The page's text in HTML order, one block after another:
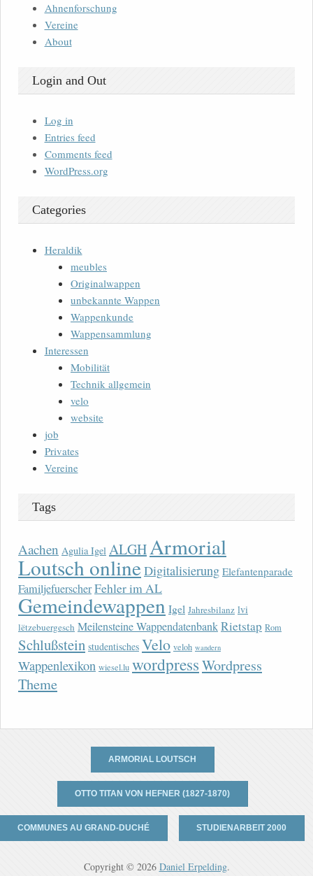
Ahnenforschung
Vereine
About
Login and Out
Log in
Entries feed
Comments feed
WordPress.org
Categories
Heraldik
meubles
Originalwappen
unbekannte Wappen
Wappenkunde
Wappensammlung
Interessen
Mobilität
Technik allgemein
velo
website
job
Privates
Vereine
Tags
Aachen Agulia Igel ALGHArmorial
Loutsch onlineDigitalisierung Elefantenparade
FamiljefuerscherFehler im AL
Gemeindewappen Igel Jahresbilanz lvi
lëtzebuergesch Meilensteine WappendatenbankRietstap Rom
Schlußstein studentisches Velo veloh wandern
Wappenlexikon wiesel.lu wordpressWordpress
Theme
ARMORIAL LOUTSCH
OTTO TITAN VON HEFNER (1827-1870)
COMMUNES AU GRAND-DUCHÉ STUDIENARBEIT 2000
Copyright © 2026 Daniel Erpelding.